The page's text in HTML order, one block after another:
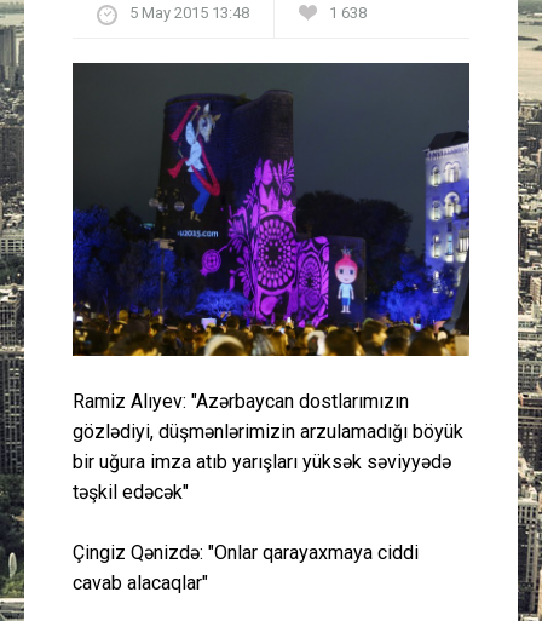
Güney Azərbaycan
Müsahibə
İdman
Layihə
Cəmiyyət
Əlaqə
5 May 2015 13:48 1 638
Ramiz Alıyev: "Azərbaycan dostlarımızın
gözlədiyi, düşmənlərimizin arzulamadığı böyük
bir uğura imza atıb yarışları yüksək səviyyədə
təşkil edəcək"
Çingiz Qənizdə: "Onlar qarayaxmaya ciddi
cavab alacaqlar"